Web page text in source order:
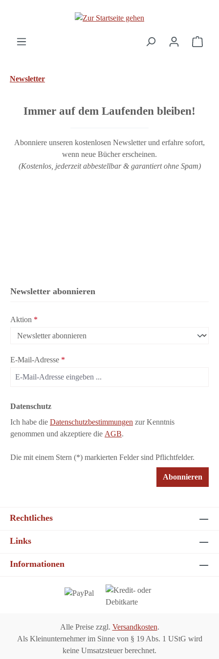
Zum Hauptinhalt springen
Newsletter
Immer auf dem Laufenden bleiben!
Abonniere unseren kostenlosen Newsletter und erfahre sofort,
wenn neue Bücher erscheinen.
(Kostenlos, jederzeit abbestellbar & garantiert ohne Spam)
Newsletter abonnieren
Aktion *
E-Mail-Adresse *
Datenschutz
Ich habe die Datenschutzbestimmungen zur Kenntnis
genommen und akzeptiere die AGB.
Die mit einem Stern (*) markierten Felder sind Pflichtfelder.
Abonnieren
Rechtliches
Links
Informationen
Alle Preise zzgl. Versandkosten.
Als Kleinunternehmer im Sinne von § 19 Abs. 1 UStG wird
keine Umsatzsteuer berechnet.